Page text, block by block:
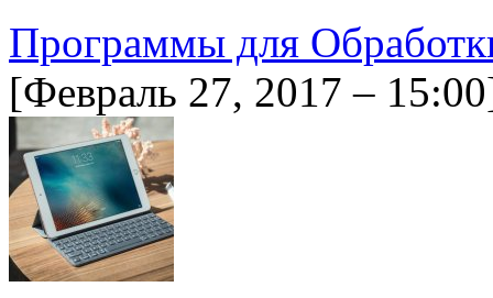
Программы для
[Февраль 27, 2017 –